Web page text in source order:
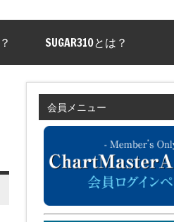
SUGAR310とは？
会員メニュー